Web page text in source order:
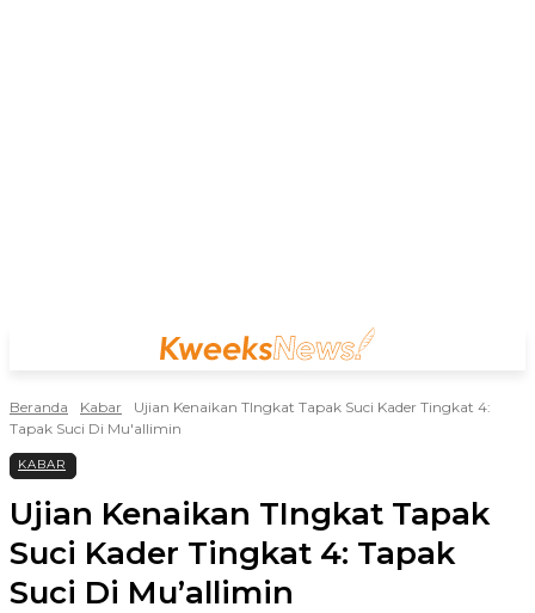
Beranda Kabar
Ujian Kenaikan TIngkat Tapak Suci Kader Tingkat 4:
Tapak Suci Di Mu'allimin
KABAR
Ujian Kenaikan TIngkat Tapak
Suci Kader Tingkat 4: Tapak
Suci Di Mu’allimin